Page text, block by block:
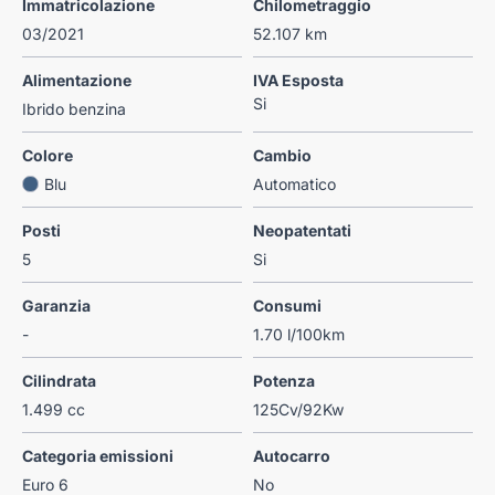
Immatricolazione
03/2021
Chilometraggio
52.107 km
Alimentazione
Ibrido benzina
IVA Esposta
Si
Colore
Blu
Cambio
Automatico
Posti
5
Neopatentati
Si
Garanzia
-
Consumi
1.70 l/100km
Cilindrata
1.499 cc
Potenza
125Cv/92Kw
Categoria emissioni
Euro 6
Autocarro
No